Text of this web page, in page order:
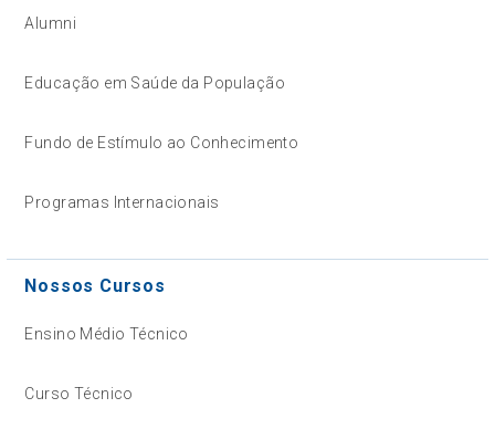
Alumni
Educação em Saúde da População
Fundo de Estímulo ao Conhecimento
Programas Internacionais
Nossos Cursos
Ensino Médio Técnico
Curso Técnico